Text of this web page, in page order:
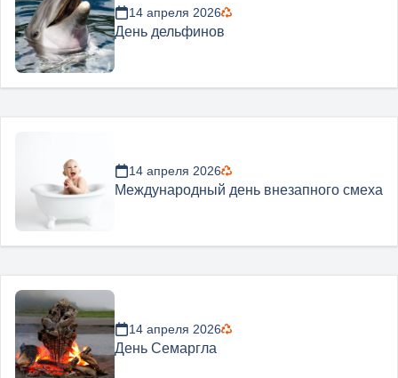
14 апреля 2026
День дельфинов
14 апреля 2026
Международный день внезапного смеха
14 апреля 2026
День Семаргла